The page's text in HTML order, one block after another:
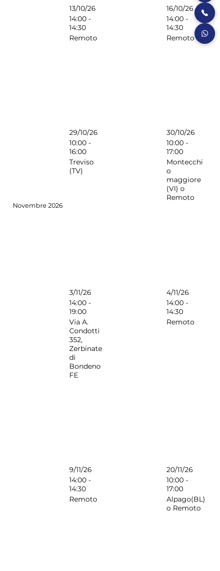
13/10/26
14:00 -
14:30
Remoto
16/10/26
14:00 -
14:30
Remoto
29/10/26
10:00 -
16:00
Treviso
(TV)
30/10/26
10:00 -
17:00
Montecchi
o
maggiore
(VI) o
Remoto
Novembre 2026
3/11/26
14:00 -
19:00
Via A.
Condotti
352,
Zerbinate
di
Bondeno
FE
4/11/26
14:00 -
14:30
Remoto
9/11/26
14:00 -
14:30
Remoto
20/11/26
10:00 -
17:00
Alpago(BL)
o Remoto